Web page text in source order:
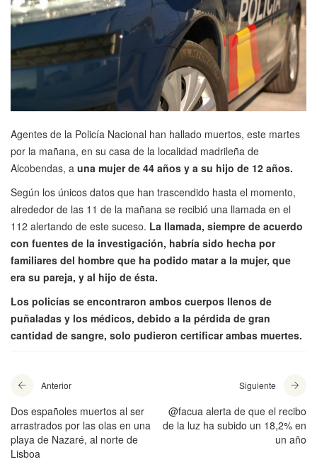
Agentes de la Policía Nacional han hallado muertos, este martes
por la mañana, en su casa de la localidad madrileña de
Alcobendas, a una mujer de 44 años y a su hijo de 12 años.
Según los únicos datos que han trascendido hasta el momento,
alrededor de las 11 de la mañana se recibió una llamada en el
112 alertando de este suceso. La llamada, siempre de acuerdo
con fuentes de la investigación, habría sido hecha por
familiares del hombre que ha podido matar a la mujer, que
era su pareja, y al hijo de ésta.
Los policías se encontraron ambos cuerpos llenos de
puñaladas y los médicos, debido a la pérdida de gran
cantidad de sangre, solo pudieron certificar ambas muertes.
Anterior
Dos españoles muertos al ser
arrastrados por las olas en una
playa de Nazaré, al norte de
Lisboa
Siguiente
@facua alerta de que el recibo
de la luz ha subido un 18,2% en
un año